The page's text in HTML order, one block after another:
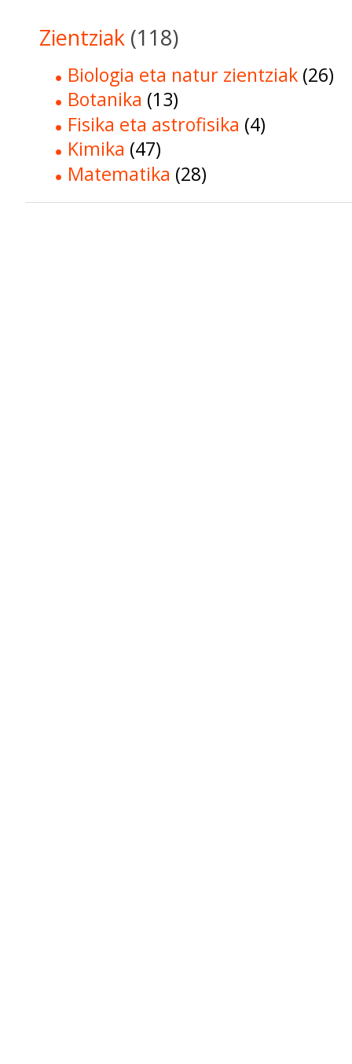
Zientziak (118)
Biologia eta natur zientziak (26)
Botanika (13)
Fisika eta astrofisika (4)
Kimika (47)
Matematika (28)